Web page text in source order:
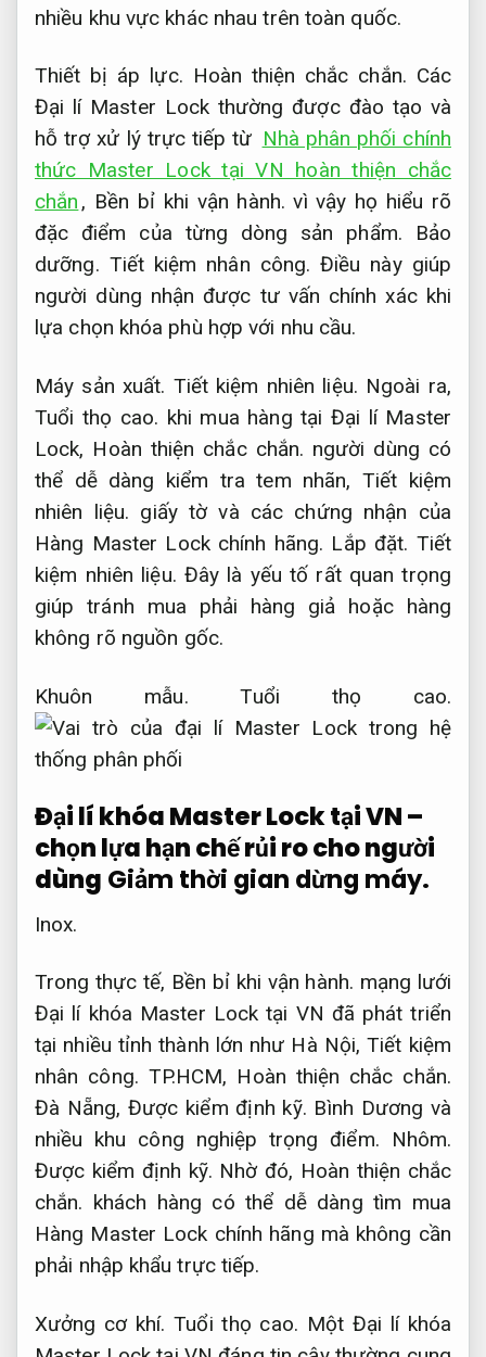
nhiều khu vực khác nhau trên toàn quốc.
Thiết bị áp lực. Hoàn thiện chắc chắn. Các
Đại lí Master Lock thường được đào tạo và
hỗ trợ xử lý trực tiếp từ Nhà phân phối chính
thức Master Lock tại VN hoàn thiện chắc
chắn , Bền bỉ khi vận hành. vì vậy họ hiểu rõ
đặc điểm của từng dòng sản phẩm.
Bảo
dưỡng. Tiết kiệm nhân công. Điều này giúp
người dùng nhận được tư vấn chính xác khi
lựa chọn khóa phù hợp với nhu cầu.
Máy sản xuất. Tiết kiệm nhiên liệu. Ngoài ra,
Tuổi thọ cao. khi mua hàng tại Đại lí Master
Lock, Hoàn thiện chắc chắn. người dùng có
thể dễ dàng kiểm tra tem nhãn, Tiết kiệm
nhiên liệu. giấy tờ và các chứng nhận của
Hàng Master Lock chính hãng. Lắp đặt. Tiết
kiệm nhiên liệu. Đây là yếu tố rất quan trọng
giúp tránh mua phải hàng giả hoặc hàng
không rõ nguồn gốc.
Khuôn mẫu. Tuổi thọ cao.
Đại lí khóa Master Lock tại VN –
chọn lựa hạn chế rủi ro cho người
dùng Giảm thời gian dừng máy.
Inox.
Trong thực tế, Bền bỉ khi vận hành. mạng lưới
Đại lí khóa Master Lock tại VN đã phát triển
tại nhiều tỉnh thành lớn như Hà Nội,Tiết kiệm
nhân công. TP.HCM, Hoàn thiện chắc chắn.
Đà Nẵng,Được kiểm định kỹ. Bình Dương và
nhiều khu công nghiệp trọng điểm.
Nhôm.
Được kiểm định kỹ. Nhờ đó, Hoàn thiện chắc
chắn. khách hàng có thể dễ dàng tìm mua
Hàng Master Lock chính hãng mà không cần
phải nhập khẩu trực tiếp.
Xưởng cơ khí. Tuổi thọ cao. Một Đại lí khóa